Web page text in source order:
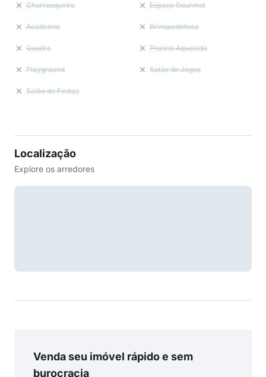
Churrasqueira Espaço Gourmet
Academia Brinquedoteca
Quadra Piscina Aquecida
Playground Salão de Jogos
Salão de Festas
Localização
Explore os arredores
Venda seu imóvel rápido e sem
burocracia